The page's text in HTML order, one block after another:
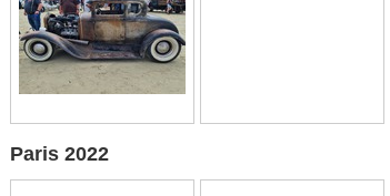
Paris 2022